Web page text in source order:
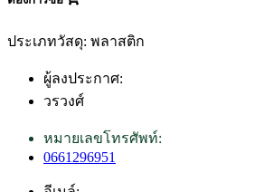
ประเภทวัสดุ: พลาสติก
ผู้ลงประกาศ:
วรวงศ์
หมายเลขโทรศัพท์:
0661296951